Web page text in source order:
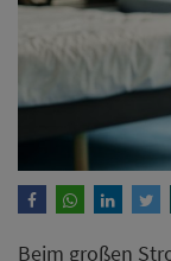
Beim großen